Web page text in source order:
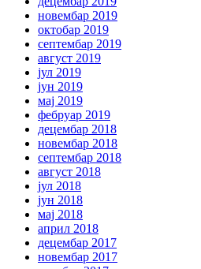
новембар 2019
октобар 2019
септембар 2019
август 2019
јул 2019
јун 2019
мај 2019
фебруар 2019
децембар 2018
новембар 2018
септембар 2018
август 2018
јул 2018
јун 2018
мај 2018
април 2018
децембар 2017
новембар 2017